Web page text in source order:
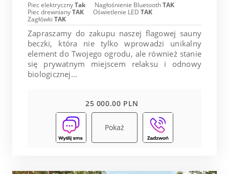
Piec elektrycznyTak Nagłośnienie BluetoothTAK
Piec drewnianyTAK Oświetlenie LED TAK
Zagłówki TAK
Zapraszamy do zakupu naszej flagowej sauny
beczki, która nie tylko wprowadzi unikalny
element do Twojego ogrodu, ale również stanie
się prywatnym miejscem relaksu i odnowy
biologicznej...
25 000.00 PLN
Pokaż